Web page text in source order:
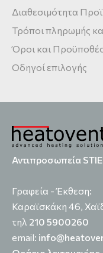
Διαθεσιμότητα
Τρόποι πληρωμής
Όροι και
Οδηγοί επιλογής
Αντιπροσωπεία
Γραφεία - Έκθεση:
Καραϊσκάκη 46,
τηλ 210 5900260
email: